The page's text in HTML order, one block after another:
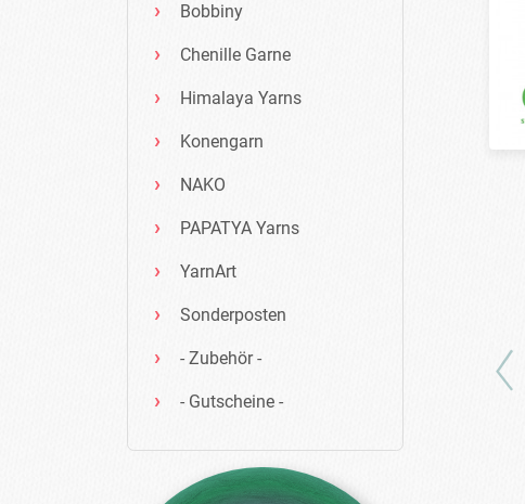
Bobbiny
Chenille Garne
Himalaya Yarns
Konengarn
NAKO
PAPATYA Yarns
YarnArt
Sonderposten
- Zubehör -
- Gutscheine -